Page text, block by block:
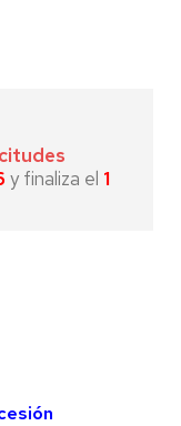
y finaliza el 1